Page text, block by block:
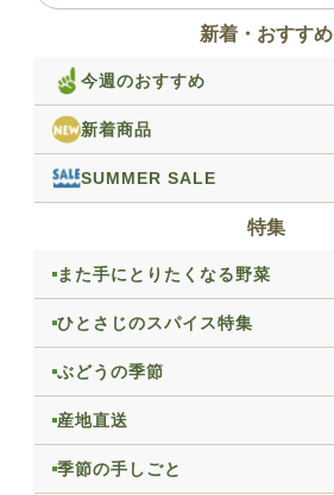
新着・おすすめ
今週のおすすめ
新着商品
SUMMER SALE
特集
また手にとりたくなる野菜
ひとさじのスパイス特集
ぶどうの季節
産地直送
季節の手しごと